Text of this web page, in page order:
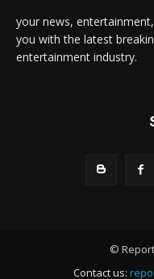
your news,
you with the latest
entertainment industry.
©
Contact us: